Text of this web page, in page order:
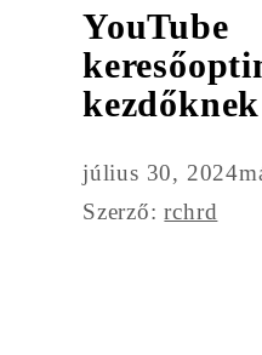
YouTube
kezdőknek
július 30, 2024
Szerző:rchrd